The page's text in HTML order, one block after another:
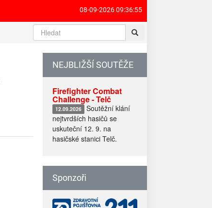
08-09-2026 09:36:55
NEJBLIŽŠÍ SOUTĚŽE
Firefighter Combat
Challenge - Telč
12.09.2026
Soutěžní klání
nejtvrdších hasičů se
uskuteční 12. 9. na
hasičské stanici Telč.
Sponzoři